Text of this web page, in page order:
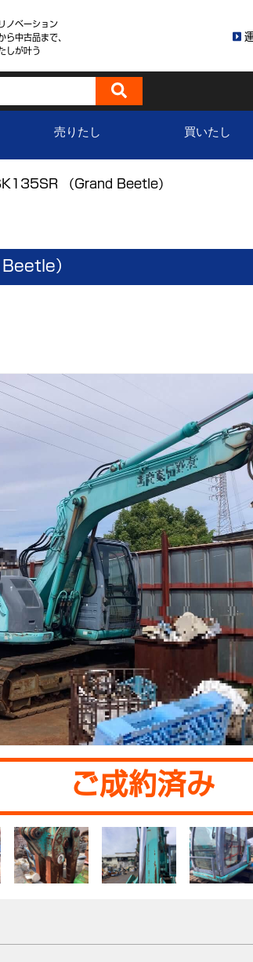
ノベーション
ら中古品まで、
しが叶う
売りたし 買いたし
（Grand Beetle）
）
ご成約済み